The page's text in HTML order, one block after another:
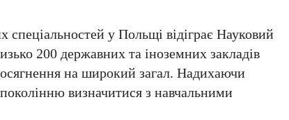
у Польщі відіграє Науковий
200 державних та іноземних закладів
на широкий загал. Надихаючи
поколінню визначитися з навчальними